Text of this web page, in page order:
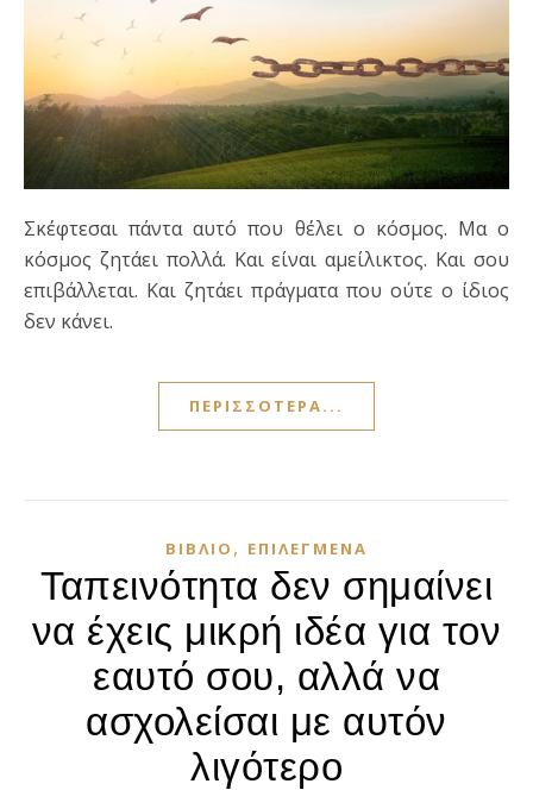
Σκέφτεσαι πάντα αυτό που θέλει ο κόσμος. Μα ο
κόσμος ζητάει πολλά. Και είναι αμείλικτος. Και σου
επιβάλλεται. Και ζητάει πράγματα που ούτε ο ίδιος
δεν κάνει.
ΠΕΡΙΣΣΌΤΕΡΑ...
ΒΙΒΛΊΟ , ΕΠΙΛΕΓΜΈΝΑ
Ταπεινότητα δεν σημαίνει
να έχεις μικρή ιδέα για τον
εαυτό σου, αλλά να
ασχολείσαι με αυτόν
λιγότερο